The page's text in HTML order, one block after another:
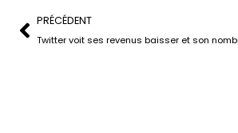
PRÉCÉDENT
Twitter voit ses revenus baisser et son